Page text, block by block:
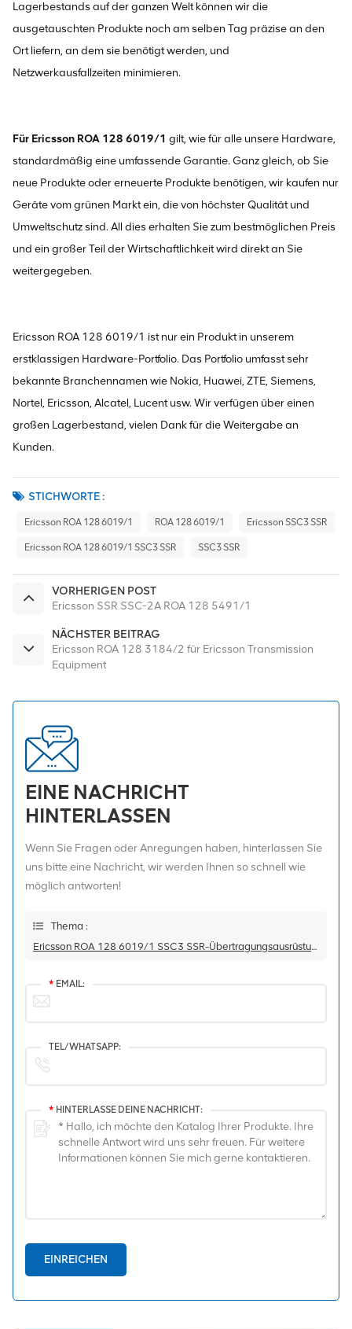
Lagerbestands auf der ganzen Welt können wir die
ausgetauschten Produkte noch am selben Tag präzise an den
Ort liefern, an dem sie benötigt werden, und
Netzwerkausfallzeiten minimieren.
Für Ericsson ROA 128 6019/1 gilt, wie für alle unsere Hardware,
standardmäßig eine umfassende Garantie. Ganz gleich, ob Sie
neue Produkte oder erneuerte Produkte benötigen, wir kaufen nur
Geräte vom grünen Markt ein, die von höchster Qualität und
Umweltschutz sind. All dies erhalten Sie zum bestmöglichen Preis
und ein großer Teil der Wirtschaftlichkeit wird direkt an Sie
weitergegeben.
Ericsson ROA 128 6019/1 ist nur ein Produkt in unserem
erstklassigen Hardware-Portfolio. Das Portfolio umfasst sehr
bekannte Branchennamen wie Nokia, Huawei, ZTE, Siemens,
Nortel, Ericsson, Alcatel, Lucent usw. Wir verfügen über einen
großen Lagerbestand, vielen Dank für die Weitergabe an
Kunden.
STICHWORTE :
Ericsson ROA 128 6019/1 ROA 128 6019/1 Ericsson SSC3 SSR
Ericsson ROA 128 6019/1 SSC3 SSR SSC3 SSR
VORHERIGEN POST
Ericsson SSR SSC-2A ROA 128 5491/1
NÄCHSTER BEITRAG
Ericsson ROA 128 3184/2 für Ericsson Transmission
Equipment
EINE NACHRICHT
HINTERLASSEN
Wenn Sie Fragen oder Anregungen haben, hinterlassen Sie
uns bitte eine Nachricht, wir werden Ihnen so schnell wie
möglich antworten!
Thema :
Ericsson ROA 128 6019/1 SSC3 SSR-Übertragungsausrüstung
* EMAIL:
TEL/WHATSAPP:
* HINTERLASSE DEINE NACHRICHT:
EINREICHEN